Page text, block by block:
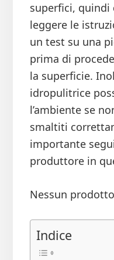
superfici, quindi
leggere le
un test su una
prima di
la superficie.
idropulitrice
l’ambiente se
smaltiti
importante
produttore in
Nessun
Indice